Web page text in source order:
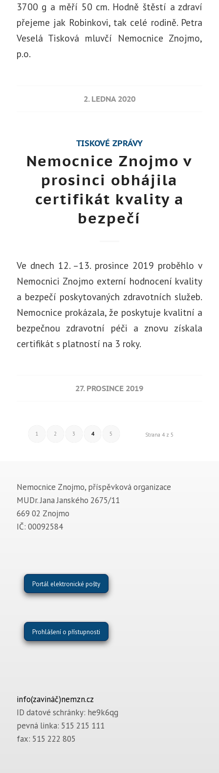
3700 g a měří 50 cm. Hodně štěstí a zdraví
přejeme jak Robinkovi, tak celé rodině. Petra
Veselá Tisková mluvčí Nemocnice Znojmo,
p.o.
2. LEDNA 2020
TISKOVÉ ZPRÁVY
Nemocnice Znojmo v
prosinci obhájila
certifikát kvality a
bezpečí
Ve dnech 12. –13. prosince 2019 proběhlo v
Nemocnici Znojmo externí hodnocení kvality
a bezpečí poskytovaných zdravotních služeb.
Nemocnice prokázala, že poskytuje kvalitní a
bezpečnou zdravotní péči a znovu získala
certifikát s platností na 3 roky.
27. PROSINCE 2019
Strana 4 z 5
1 2 3 4 5
Nemocnice Znojmo, příspěvková organizace
MUDr. Jana Janského 2675/11
669 02 Znojmo
IČ: 00092584
Portál elektronické pošty
Prohlášení o přístupnosti
info(zavináč)nemzn.cz
ID datové schránky: he9k6qg
pevná linka: 515 215 111
fax: 515 222 805